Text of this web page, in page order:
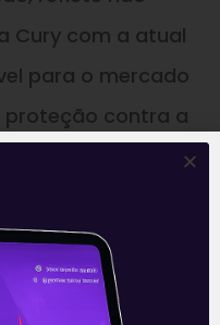
Cury com a atual
para o mercado
proteção contra a
da nossa